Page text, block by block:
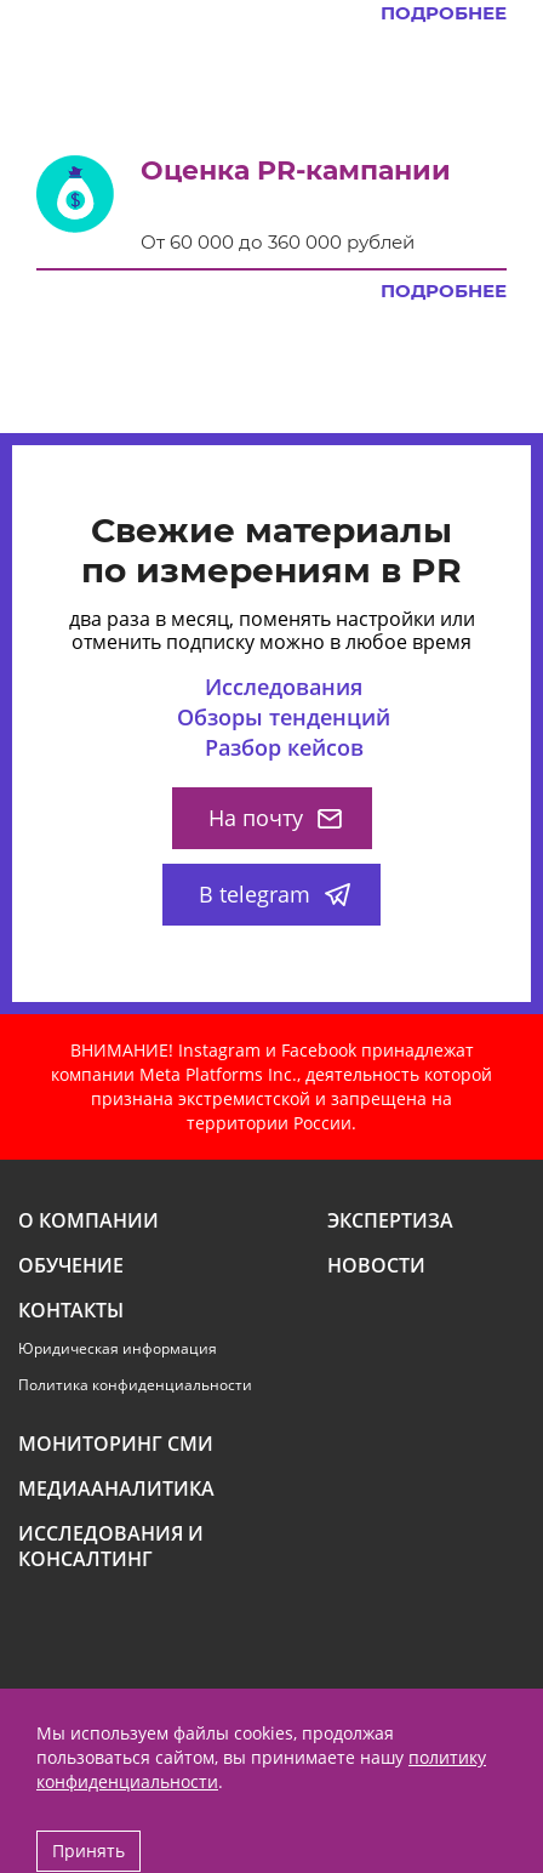
ПОДРОБНЕЕ
Оценка PR-кампании
От 60 000 до 360 000 рублей
ПОДРОБНЕЕ
Свежие материалы
по измерениям в PR
два раза в месяц, поменять настройки или
отменить подписку можно в любое время
Исследования
Обзоры тенденций
Разбор кейсов
На почту
В telegram
ВНИМАНИЕ! Instagram и Facebook принадлежат
компании Meta Platforms Inc., деятельность которой
признана экстремистской и запрещена на
территории России.
О КОМПАНИИ
ЭКСПЕРТИЗА
ОБУЧЕНИЕ
НОВОСТИ
КОНТАКТЫ
Юридическая информация
Политика конфиденциальности
МОНИТОРИНГ СМИ
МЕДИААНАЛИТИКА
ИССЛЕДОВАНИЯ И
КОНСАЛТИНГ
© 1995-2026 ООО «ПиАрНьюс Партнерс»
+7 (495) 789-4259
contact@prnews.ru
Мы используем файлы cookies, продолжая
пользоваться сайтом, вы принимаете нашу политику
конфиденциальности.
Принять